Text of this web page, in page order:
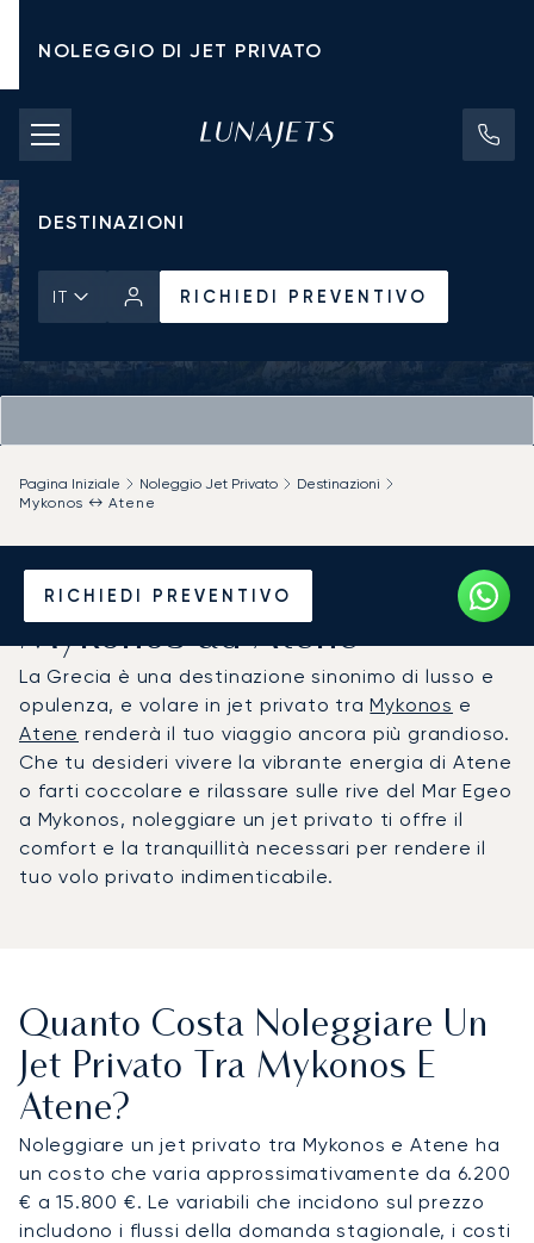
NOLEGGIO DI JET PRIVATO
TARIFFE DI NOLEGGIO
JET PRIVATI
DESTINAZIONI
IT RICHIEDI PREVENTIVO
RICHIEDI PREVENTIVO
Pagina Iniziale Noleggio Jet Privato
Destinazioni
Mykonos ↔ Atene
Noleggia un Jet Privato da
Mykonos ad Atene
La Grecia è una destinazione sinonimo di lusso e
opulenza, e volare in jet privato traMykonos e
Atene renderà il tuo viaggio ancora più grandioso.
Che tu desideri vivere la vibrante energia di Atene
o farti coccolare e rilassare sulle rive del Mar Egeo
a Mykonos, noleggiare un jet privato ti offre il
comfort e la tranquillità necessari per rendere il
tuo volo privato indimenticabile.
Quanto Costa Noleggiare Un
Jet Privato Tra Mykonos E
Atene?
Noleggiare un jet privato tra Mykonos e Atene ha
un costo che varia approssimativamente da 6.200
€ a 15.800 €. Le variabili che incidono sul prezzo
includono i flussi della domanda stagionale, i costi